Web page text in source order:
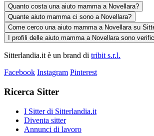
Quanto costa una aiuto mamma a Novellara?
Quante aiuto mamma ci sono a Novellara?
Come cerco una aiuto mamma a Novellara su
I profili delle aiuto mamma a Novellara sono
Sitterlandia.it è un brand di tribit s.r.l.
Facebook Instagram Pinterest
Ricerca Sitter
I Sitter di Sitterlandia.it
Diventa sitter
Annunci di lavoro